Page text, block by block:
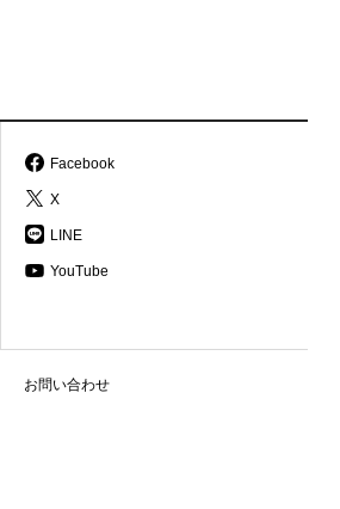
Facebook
X
LINE
YouTube
お問い合わせ